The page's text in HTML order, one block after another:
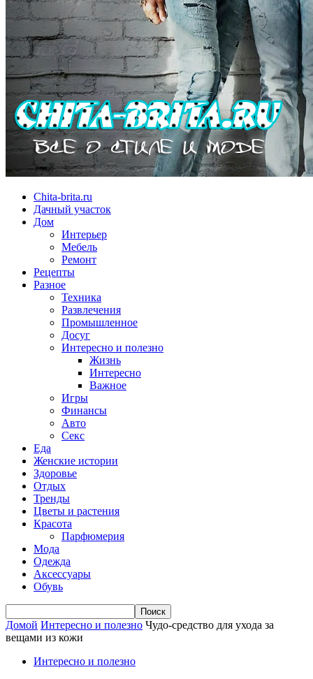
Chita-brita.ru
Дачный участок
Дом
Интерьер
Мебель
Ремонт
Рецепты
Разное
Техника
Развлечения
Промышленное
Досуг
Интересно и полезно
Жизнь
Интересно
Важное
Игры
Финансы
Авто
Секс
Еда
Женские истории
Здоровье
Отдых
Тренды
Цветы и растения
Красота
Парфюмерия
Мода
Одежда
Аксессуары
Обувь
Домой Интересно и полезно Чудо-средство для ухода за
вещами из кожи
Интересно и полезно